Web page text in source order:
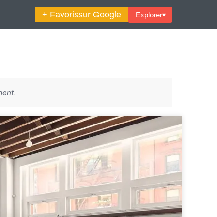
+ Favorissur Google Explorer▾
Décoration Et Design
La Déco Petite Surface
Piscine